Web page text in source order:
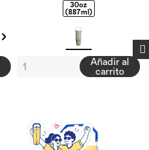
30oz
(887ml)
Añadir al
carrito